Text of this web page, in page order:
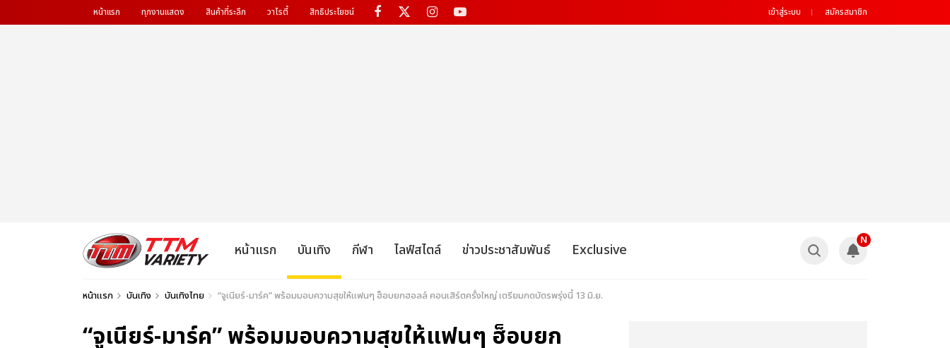
หน้าแรก ทุกงานแสดง สินค้าที่ระลึก วาไรตี้ สิทธิประโยชน์ เข้าสู่ระบบ สมัครสมาชิก
หน้าแรก บันเทิง กีฬา ไลฟ์สไตล์ ข่าวประชาสัมพันธ์ Exclusive
N
หน้าแรก บันเทิง บันเทิงไทย “จูเนียร์-มาร์ค” พร้อมมอบความสุขให้แฟนๆ ฮ็อบยกฮอลล์ คอนเสิร์ตครั้งใหญ่ เตรียมกดบัตรพรุ่งนี้ 13 มิ.ย.
“จูเนียร์-มาร์ค” พร้อมมอบความสุขให้แฟนๆ ฮ็อบยก